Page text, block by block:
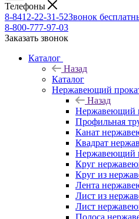
Телефоны
8-8412-22-31-52Звонок
8-800-777-97-03
Заказать звонок
Каталог
Назад
Каталог
Нержавеющий
Назад
Нержавеющий
Профильная
Канат
Квадрат
Нержавеющий
Круг
Круг из
Лента
Лист из
Лист
Полоса